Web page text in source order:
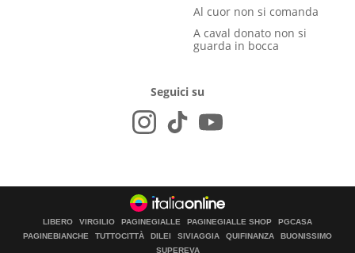
Al cuor non si comanda
A caval donato non si
guarda in bocca
Seguici su
LIBERO VIRGILIO PAGINEGIALLE PAGINEGIALLE SHOP
PGCASA
PAGINEBIANCHE
TUTTOCITTÀ DILEI SIVIAGGIA QUIFINANZA
BUONISSIMO
SUPEREVA